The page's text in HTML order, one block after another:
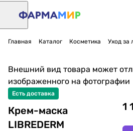
Главная Каталог Косметика Уход за
Внешний вид товара может
изображенного на фотографии
Есть доставка
Крем-маска
LIBREDERM
1